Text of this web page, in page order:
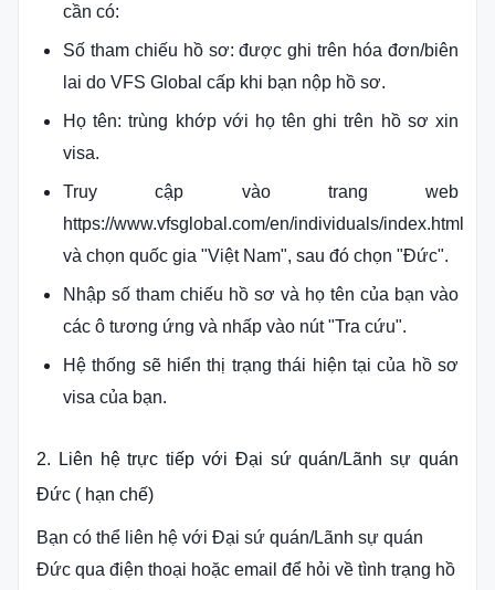
cần có:
Số tham chiếu hồ sơ: được ghi trên hóa đơn/biên
lai do VFS Global cấp khi bạn nộp hồ sơ.
Họ tên: trùng khớp với họ tên ghi trên hồ sơ xin
visa.
Truy cập vào trang web
https://www.vfsglobal.com/en/individuals/index.html
và chọn quốc gia "Việt Nam", sau đó chọn "Đức".
Nhập số tham chiếu hồ sơ và họ tên của bạn vào
các ô tương ứng và nhấp vào nút "Tra cứu".
Hệ thống sẽ hiển thị trạng thái hiện tại của hồ sơ
visa của bạn.
2. Liên hệ trực tiếp với Đại sứ quán/Lãnh sự quán
Đức ( hạn chế)
Bạn có thể liên hệ với Đại sứ quán/Lãnh sự quán
Đức qua điện thoại hoặc email để hỏi về tình trạng hồ